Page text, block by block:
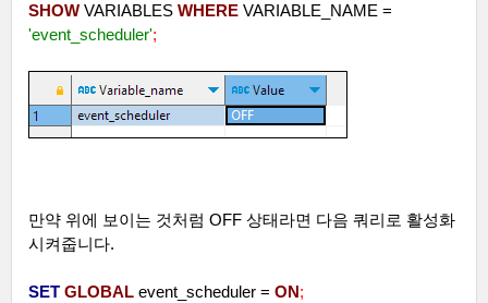
SHOW VARIABLES WHERE VARIABLE_NAME =
'event_scheduler';
만약 위에 보이는 것처럼 OFF 상태라면 다음 쿼리로 활성화
시켜줍니다.
SET GLOBAL event_scheduler = ON;